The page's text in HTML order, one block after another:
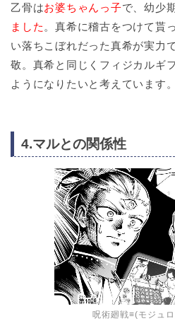
乙骨はお婆ちゃんっ子で、幼少
ました 。真希に稽古をつけて貰
い落ちこぼれだった真希が実力
敬。真希と同じくフィジカルギ
ようになりたいと考えています。
4.マルとの関係性
呪術廻戦≡(モジュロ